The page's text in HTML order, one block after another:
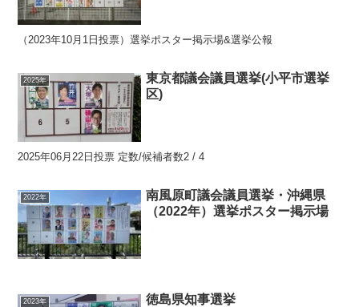
（2023年10月1日投票）選挙ポスター掲示場&選挙公報
2025年
東京都議会議員選挙(小平市選挙
区)
2025年06月22日投票 定数/候補者数2 / 4
2022年
南風原町議会議員選挙・沖縄県
（2022年）選挙ポスター掲示場
2023年 徳島県知事選挙